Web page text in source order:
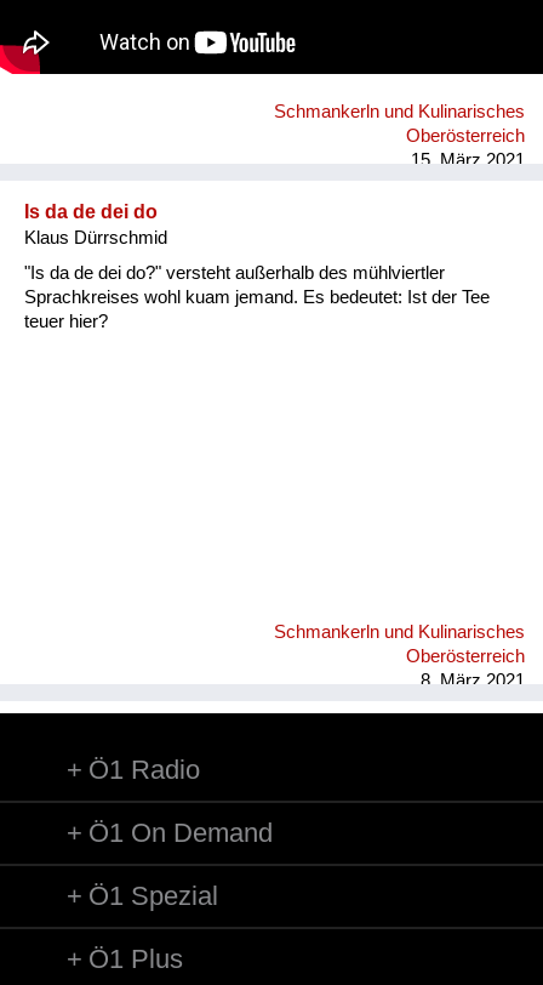
Schmankerln und Kulinarisches
Oberösterreich
15. März 2021
Is da de dei do
Klaus Dürrschmid
"Is da de dei do?" versteht außerhalb des mühlviertler
Sprachkreises wohl kuam jemand. Es bedeutet: Ist der Tee
teuer hier?
Schmankerln und Kulinarisches
Oberösterreich
8. März 2021
Ö1 Radio
Ö1 On Demand
Ö1 Spezial
Ö1 Plus